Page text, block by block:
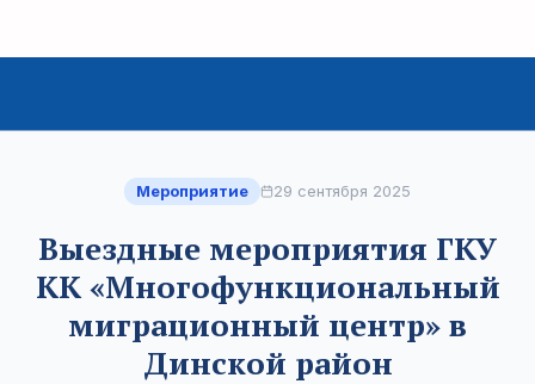
Мероприятие 29 сентября 2025
Выездные мероприятия ГКУ
КК «Многофункциональный
миграционный центр» в
Динской район